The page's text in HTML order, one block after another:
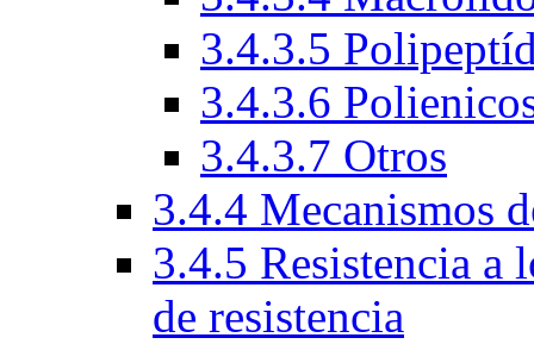
3.4.3.5
3.4.3.6
3.4.3.7 Otros
3.4.4 Mecanismos
3.4.5 Resistencia a
de resistencia